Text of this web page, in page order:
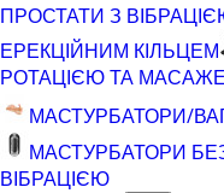
ПРОСТАТИ З
ЕРЕКЦІЙНИМ КІЛЬЦЕМ
РОТАЦІЄЮ ТА
МАСТУРБАТОРИ/
МАСТУРБАТОРИ БЕЗ
ВІБРАЦІЄЮ